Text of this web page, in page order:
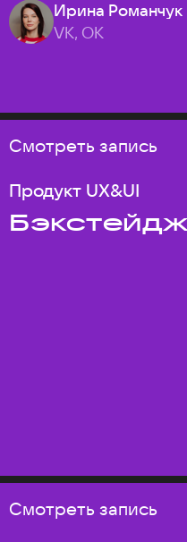
Ирина Романчук
VK, ОК
Смотреть запись
Продукт UX&UI
Бэкстейдж
Смотреть запись